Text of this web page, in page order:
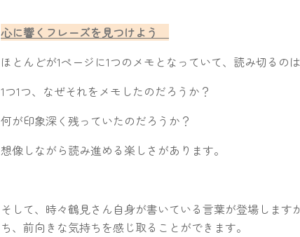
心に響くフレーズを見つけよう
ほとんどが1ページに1つのメモとなっていて、読み切るの
1つ1つ、なぜそれをメモしたのだろうか？
何が印象深く残っていたのだろうか？
想像しながら読み進める楽しさがあります。
そして、時々鶴見さん自身が書いている言葉が登場しま
ち、前向きな気持ちを感じ取ることができます。